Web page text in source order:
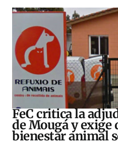
FeC critica la
de Mougá y exige
bienestar animal